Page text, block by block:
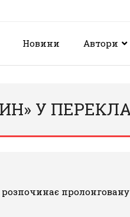
Новини Автори
У
розпочинає